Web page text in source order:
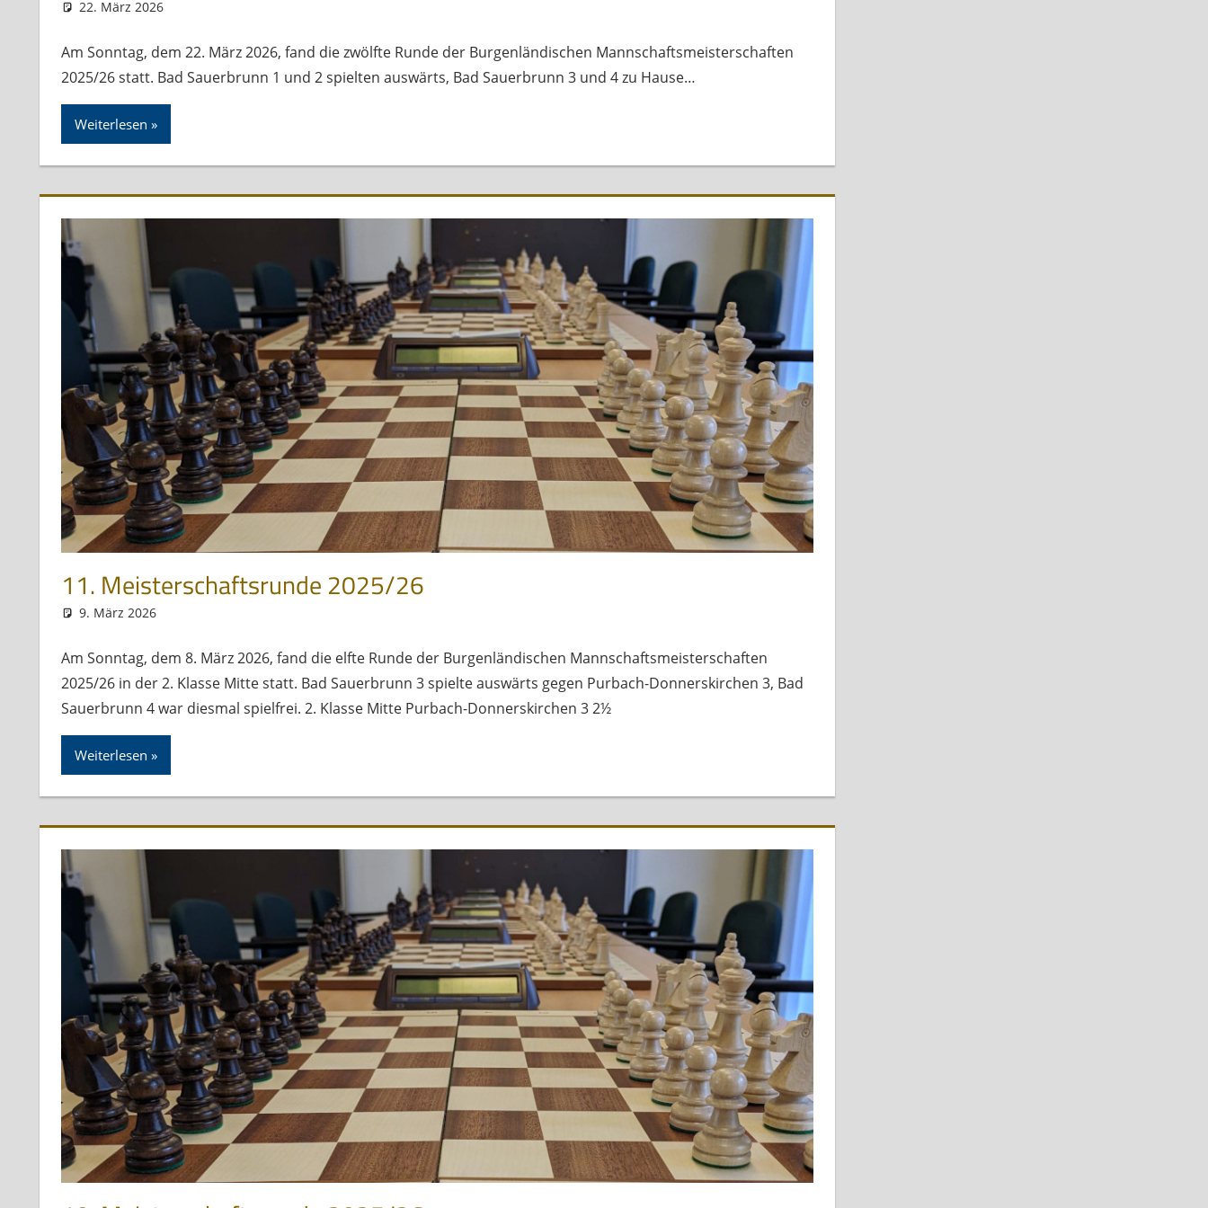
22. März 2026
Am Sonntag, dem 22. März 2026, fand die zwölfte Runde der Burgenländischen Mannschaftsmeisterschaften
2025/26 statt. Bad Sauerbrunn 1 und 2 spielten auswärts, Bad Sauerbrunn 3 und 4 zu Hause…
Weiterlesen
11. Meisterschaftsrunde 2025/26
9. März 2026
Am Sonntag, dem 8. März 2026, fand die elfte Runde der Burgenländischen Mannschaftsmeisterschaften
2025/26 in der 2. Klasse Mitte statt. Bad Sauerbrunn 3 spielte auswärts gegen Purbach-Donnerskirchen 3, Bad
Sauerbrunn 4 war diesmal spielfrei. 2. Klasse Mitte Purbach-Donnerskirchen 3 2½
Weiterlesen